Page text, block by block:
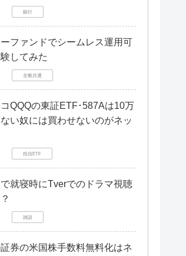
銀行
ファンドでシームレス運用可
してみた
全般共通
QQQの東証ETF･587Aは10万
い奴には買わせないのがネッ
投信ETF
就寝時にTverでのドラマ視聴
雑談
券の米国株手数料無料化はネ